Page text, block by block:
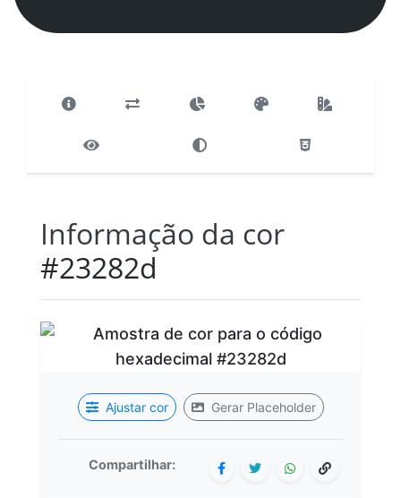
Informação da cor
#23282d
Ajustar cor Gerar Placeholder
Compartilhar: